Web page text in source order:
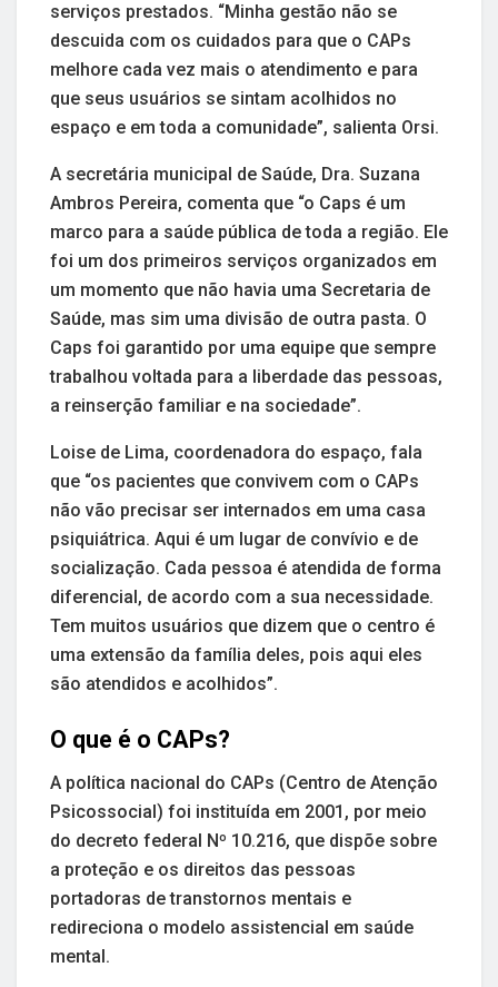
serviços prestados. “Minha gestão não se
descuida com os cuidados para que o CAPs
melhore cada vez mais o atendimento e para
que seus usuários se sintam acolhidos no
espaço e em toda a comunidade”, salienta Orsi.
A secretária municipal de Saúde, Dra. Suzana
Ambros Pereira, comenta que “o Caps é um
marco para a saúde pública de toda a região. Ele
foi um dos primeiros serviços organizados em
um momento que não havia uma Secretaria de
Saúde, mas sim uma divisão de outra pasta. O
Caps foi garantido por uma equipe que sempre
trabalhou voltada para a liberdade das pessoas,
a reinserção familiar e na sociedade”.
Loise de Lima, coordenadora do espaço, fala
que “os pacientes que convivem com o CAPs
não vão precisar ser internados em uma casa
psiquiátrica. Aqui é um lugar de convívio e de
socialização. Cada pessoa é atendida de forma
diferencial, de acordo com a sua necessidade.
Tem muitos usuários que dizem que o centro é
uma extensão da família deles, pois aqui eles
são atendidos e acolhidos”.
O que é o CAPs?
A política nacional do CAPs (Centro de Atenção
Psicossocial) foi instituída em 2001, por meio
do decreto federal Nº 10.216, que dispõe sobre
a proteção e os direitos das pessoas
portadoras de transtornos mentais e
redireciona o modelo assistencial em saúde
mental.